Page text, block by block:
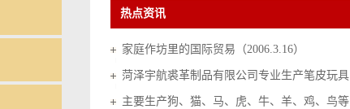
热点资讯
家庭作坊里的国际贸易（2006.3.16）
菏泽宇航裘革制品有限公司专业生产笔皮玩具